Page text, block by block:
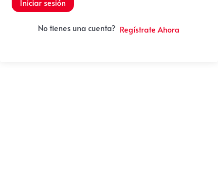
Iniciar sesión
No tienes una cuenta? Regístrate Ahora